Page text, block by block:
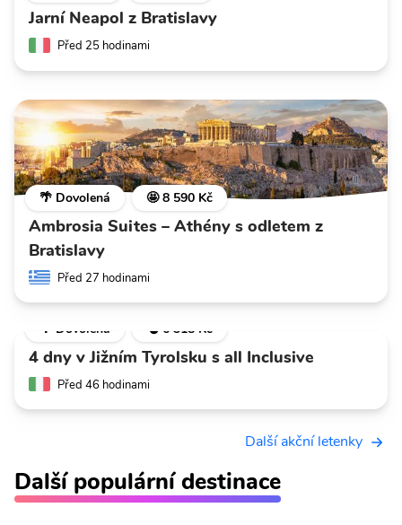
Jarní Neapol z Bratislavy
Před 25 hodinami
🌴 Dovolená 🤩 8 590 Kč
Ambrosia Suites – Athény s odletem z
Bratislavy
Před 27 hodinami
🌴 Dovolená 💣 6 318 Kč
4 dny v Jižním Tyrolsku s all Inclusive
Před 46 hodinami
Další akční letenky
Další populární destinace